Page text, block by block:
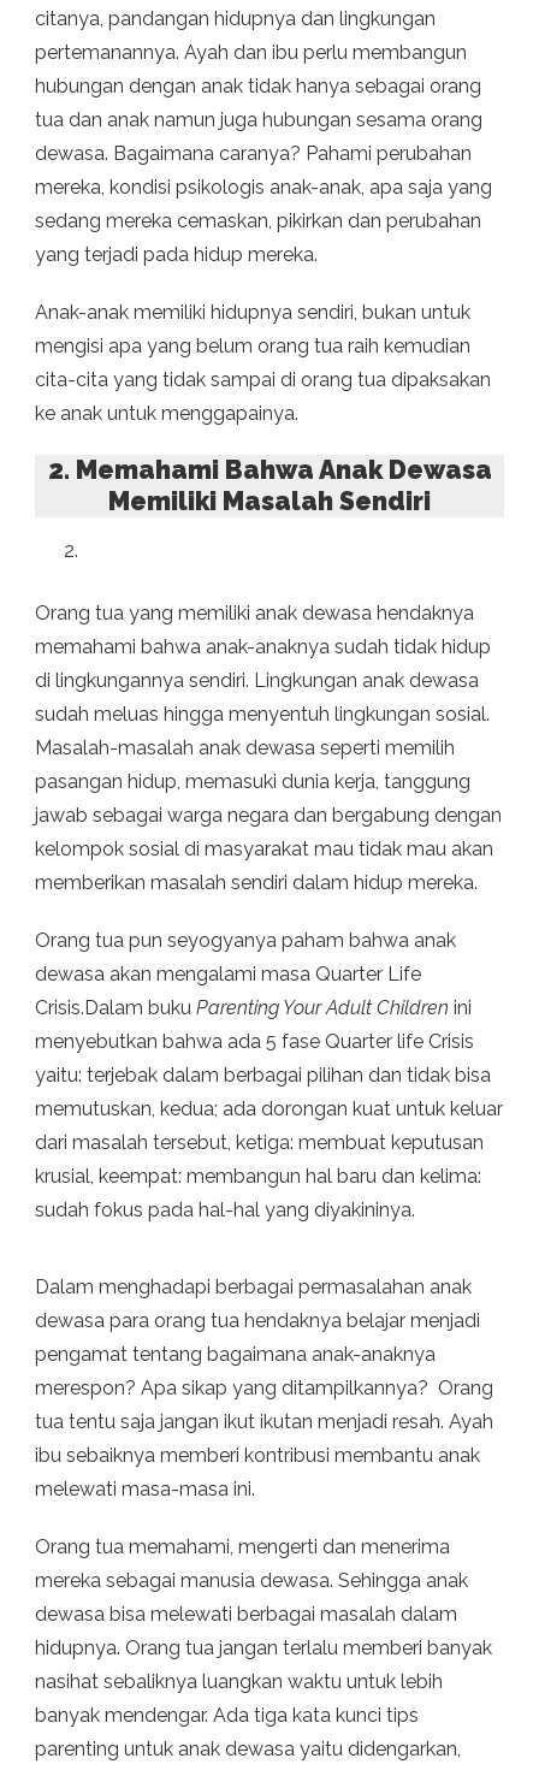
citanya, pandangan hidupnya dan lingkungan
pertemanannya. Ayah dan ibu perlu membangun
hubungan dengan anak tidak hanya sebagai orang
tua dan anak namun juga hubungan sesama orang
dewasa. Bagaimana caranya? Pahami perubahan
mereka, kondisi psikologis anak-anak, apa saja yang
sedang mereka cemaskan, pikirkan dan perubahan
yang terjadi pada hidup mereka.
Anak-anak memiliki hidupnya sendiri, bukan untuk
mengisi apa yang belum orang tua raih kemudian
cita-cita yang tidak sampai di orang tua dipaksakan
ke anak untuk menggapainya.
2. Memahami Bahwa Anak Dewasa
Memiliki Masalah Sendiri
Orang tua yang memiliki anak dewasa hendaknya
memahami bahwa anak-anaknya sudah tidak hidup
di lingkungannya sendiri. Lingkungan anak dewasa
sudah meluas hingga menyentuh lingkungan sosial.
Masalah-masalah anak dewasa seperti memilih
pasangan hidup, memasuki dunia kerja, tanggung
jawab sebagai warga negara dan bergabung dengan
kelompok sosial di masyarakat mau tidak mau akan
memberikan masalah sendiri dalam hidup mereka.
Orang tua pun seyogyanya paham bahwa anak
dewasa akan mengalami masa Quarter Life
Crisis.Dalam buku Parenting Your Adult Children ini
menyebutkan bahwa ada 5 fase Quarter life Crisis
yaitu: terjebak dalam berbagai pilihan dan tidak bisa
memutuskan, kedua; ada dorongan kuat untuk keluar
dari masalah tersebut, ketiga: membuat keputusan
krusial, keempat: membangun hal baru dan kelima:
sudah fokus pada hal-hal yang diyakininya.
Dalam menghadapi berbagai permasalahan anak
dewasa para orang tua hendaknya belajar menjadi
pengamat tentang bagaimana anak-anaknya
merespon? Apa sikap yang ditampilkannya? Orang
tua tentu saja jangan ikut ikutan menjadi resah. Ayah
ibu sebaiknya memberi kontribusi membantu anak
melewati masa-masa ini.
Orang tua memahami, mengerti dan menerima
mereka sebagai manusia dewasa. Sehingga anak
dewasa bisa melewati berbagai masalah dalam
hidupnya. Orang tua jangan terlalu memberi banyak
nasihat sebaliknya luangkan waktu untuk lebih
banyak mendengar. Ada tiga kata kunci tips
parenting untuk anak dewasa yaitu didengarkan,